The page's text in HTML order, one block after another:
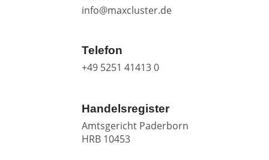
info@maxcluster.de
Telefon
+49 5251 41413 0
Handelsregister
Amtsgericht Paderborn
HRB 10453